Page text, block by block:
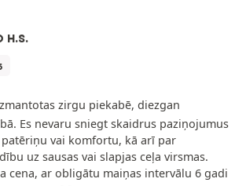
H.S.
zirgu piekabē, diezgan
Es nevaru sniegt skaidrus paziņojumus
vai komfortu, kā arī par
uz sausas vai slapjas ceļa virsmas.
cena, ar obligātu maiņas intervālu 6 gadi